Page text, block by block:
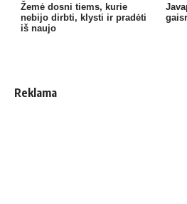
Žemė dosni tiems, kurie
nebijo dirbti, klysti ir pradėti
iš naujo
Reklama